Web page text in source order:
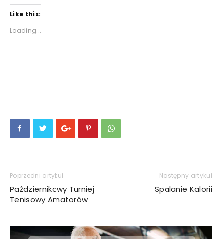
Like this:
Loading...
Poprzedni artykuł
Październikowy Turniej
Tenisowy Amatorów
Następny artykuł
Spalanie Kalorii